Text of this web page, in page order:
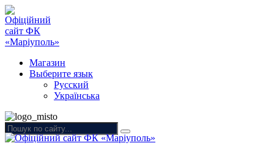
Магазин
Выберите язык
Русский
Українська